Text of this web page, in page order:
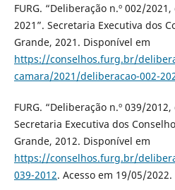
FURG. “Deliberação n.º 002/
2021”. Secretaria Executiva dos
Grande, 2021. Disponível em
https://conselhos.furg.br/
camara/2021/deliberacao-002-
FURG. “Deliberação n.º 039/
Secretaria Executiva dos
Grande, 2012. Disponível em
https://conselhos.furg.br/
039-2012. Acesso em 19/05/2022.